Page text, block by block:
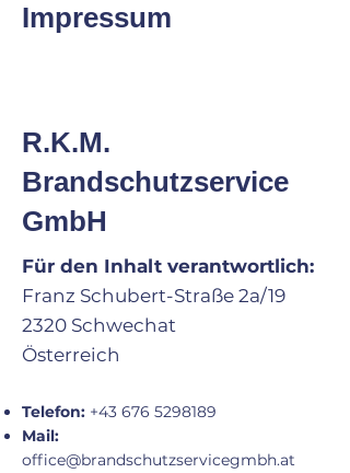
Impressum
R.K.M.
Brandschutzservice
GmbH
Für den Inhalt verantwortlich:
Franz Schubert-Straße 2a/19
2320 Schwechat
Österreich
Telefon: +43 676 5298189
Mail:
office@brandschutzservicegmbh.at